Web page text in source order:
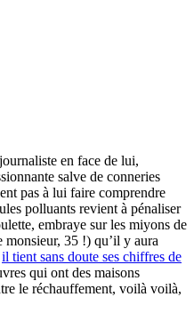
en face de lui,
salve de conneries
pas à lui faire comprendre
polluants revient à pénaliser
embraye sur les miyons de
35 !) qu’il y aura
il tient sans doute ses chiffres de
qui ont des maisons
le réchauffement, voilà voilà,